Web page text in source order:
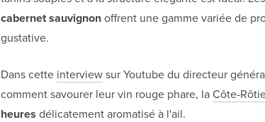
cabernet sauvignon offrent une gamme variée de
gustative.
Dans cette interview sur Youtube du directeur
comment savourer leur vin rouge phare, la Côte-
heures délicatement aromatisé à l'ail.